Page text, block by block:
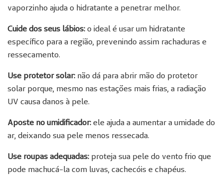
vaporzinho ajuda o hidratante a penetrar melhor.
Cuide dos seus lábios: o ideal é usar um hidratante
específico para a região, prevenindo assim rachaduras e
ressecamento.
Use protetor solar: não dá para abrir mão do protetor
solar porque, mesmo nas estações mais frias, a radiação
UV causa danos à pele.
Aposte no umidificador: ele ajuda a aumentar a umidade do
ar, deixando sua pele menos ressecada.
Use roupas adequadas: proteja sua pele do vento frio que
pode machucá-la com luvas, cachecóis e chapéus.